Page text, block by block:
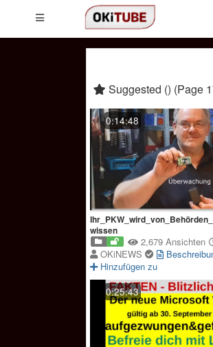
Suggested () (Page
0:14:48
wissen
2,679 Ansichten
OKiNEWS
Hinzufügen zu
0:25:43